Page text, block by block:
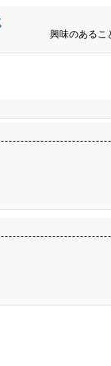
興味のあるこ